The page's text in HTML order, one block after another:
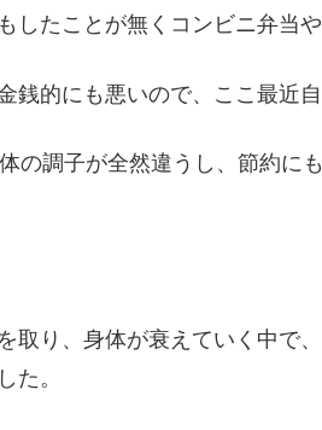
したことが無くコンビニ弁当や
銭的にも悪いので、ここ最近自
の調子が全然違うし、節約に
取り、身体が衰えていく中で
た。